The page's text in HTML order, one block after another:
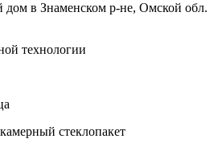
в Знаменском р-не, Омской обл.
технологии
стеклопакет